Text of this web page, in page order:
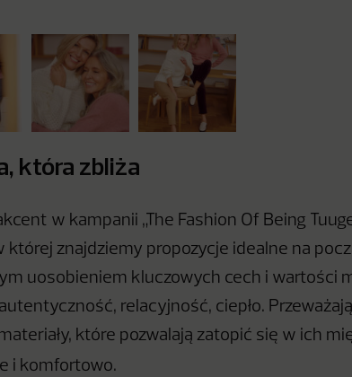
która zbliża
w kampanii „The Fashion Of Being
której znajdziemy propozycje idealne na
uosobieniem kluczowych cech i wartości
relacyjność, ciepło.
które pozwalają zatopić się w ich
i komfortowo.